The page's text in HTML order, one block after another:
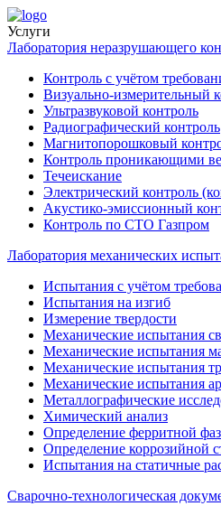
Услуги
Лаборатория неразрушающего
Контроль с учётом
Визуально-измерительный
Ультразвуковой контроль
Радиографический контроль
Магнитопорошковый
Контроль проникающими
Течеискание
Электрический контроль
Акустико-эмиссионный
Контроль по СТО Газпром
Лаборатория механических
Испытания с учётом
Испытания на изгиб
Измерение твердости
Механические испытания
Механические испытания
Механические испытания
Механические испытания
Металлографические
Химический анализ
Определение ферритной
Определение коррозийной
Испытания на статичные
Сварочно-технологическая